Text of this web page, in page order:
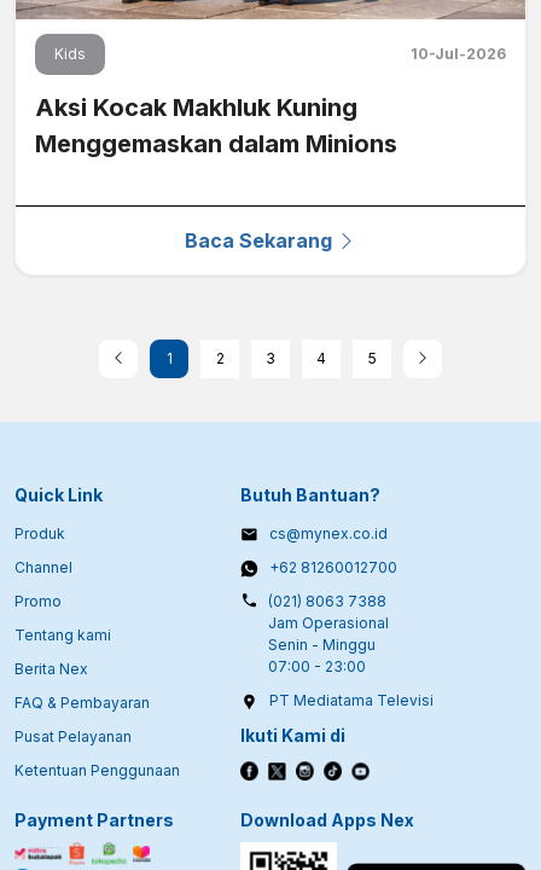
Kids 10-Jul-2026
Aksi Kocak Makhluk Kuning
Menggemaskan dalam Minions
Baca Sekarang
1 2 3 4 5
Quick Link
Produk
Channel
Promo
Tentang kami
Berita Nex
FAQ & Pembayaran
Pusat Pelayanan
Ketentuan Penggunaan
Butuh Bantuan?
cs@mynex.co.id
+62 81260012700
(021) 8063 7388
Jam Operasional
Senin - Minggu
07:00 - 23:00
PT Mediatama Televisi
Ikuti Kami di
Payment Partners Download Apps Nex